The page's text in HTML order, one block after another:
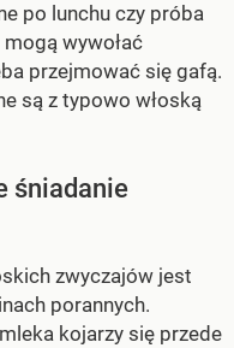
po lunchu czy próba
wywołać
przejmować się gafą.
są z typowo włoską
śniadanie
zwyczajów jest
porannych.
kojarzy się przede